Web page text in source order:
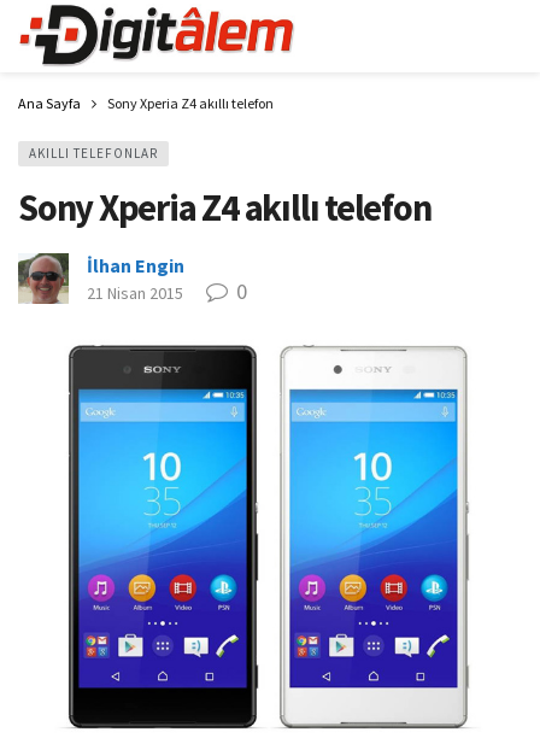
Ana Sayfa Sony Xperia Z4 akıllı telefon
AKILLI TELEFONLAR
Sony Xperia Z4 akıllı telefon
İlhan Engin
21 Nisan 2015 0